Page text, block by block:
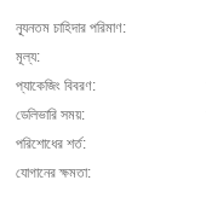
ন্যূনতম চাহিদার পরিমাণ:
মূল্য:
প্যাকেজিং বিবরণ:
ডেলিভারি সময়:
পরিশোধের শর্ত:
যোগানের ক্ষমতা: